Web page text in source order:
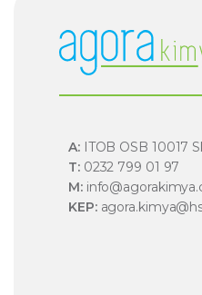
A:ITOB OSB 10017
T:0232 799 01 97
M:
KEP: